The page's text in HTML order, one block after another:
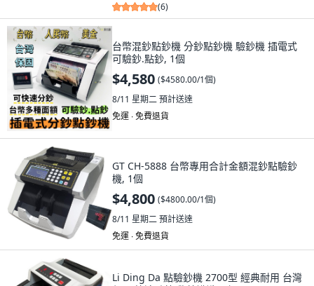
(6)
台幣混鈔點鈔機 分鈔點鈔機 驗鈔機 插電式
可驗鈔.點鈔, 1個
$4,580 ($4580.00/1個)
8/11 星期二預計送達
免運 ∙ 免費退貨
GT CH-5888 台幣專用合計金額混鈔點驗鈔
機, 1個
$4,800 ($4800.00/1個)
8/11 星期二預計送達
免運 ∙ 免費退貨
Li Ding Da 點驗鈔機 2700型 經典耐用 台灣